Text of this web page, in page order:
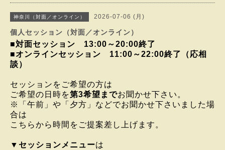
神奈川（対面／オンライン） 2026-07-06 (月)
個人セッション（対面／オンライン）
■対面セッション 13:00 ～20:00終了
■オンラインセッション 11:00～22:00終了（応相
談）
セッションをご希望の方は
ご希望の日時を第3希望までお聞かせ下さい。
※「午前」や「夕方」などでお聞かせ下さいました場
合は
こちらから時間をご提案差し上げます。
▼ セッションメニューは